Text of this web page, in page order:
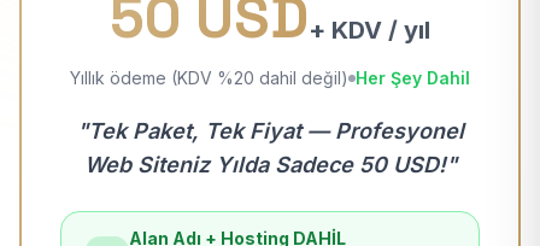
50 USD+ KDV / yıl
Yıllık ödeme (KDV %20 dahil değil) Her Şey Dahil
"Tek Paket, Tek Fiyat — Profesyonel
Web Siteniz Yılda Sadece 50 USD!"
Alan Adı + Hosting DAHİL